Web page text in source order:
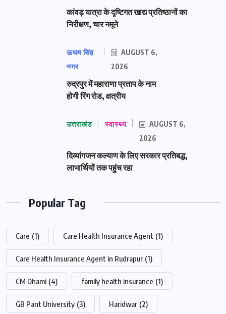
कांवड़ यात्रा के दृष्टिगत खाद्य प्रतिष्ठानों का
निरीक्षण, चार नमूने
ऊधम सिंह
नगर
AUGUST 6,
2026
रुद्रपुर में महाराणा प्रताप के नाम
होगी रिंग रोड, क्षत्रीय
उत्तराखंड स्वास्थ्य
AUGUST 6,
2026
दिव्यांगजन कल्याण के लिए सरकार प्रतिबद्ध,
लाभार्थियों तक पहुंच रहा
Popular Tag
Care (1) Care Health Insurance Agent (1)
Care Health Insurance Agent in Rudrapur (1)
CM Dhami (4) family health insurance (1)
GB Pant University (3) Haridwar (2)